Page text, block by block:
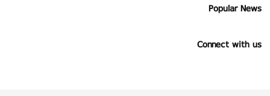
Popular News
Connect with us